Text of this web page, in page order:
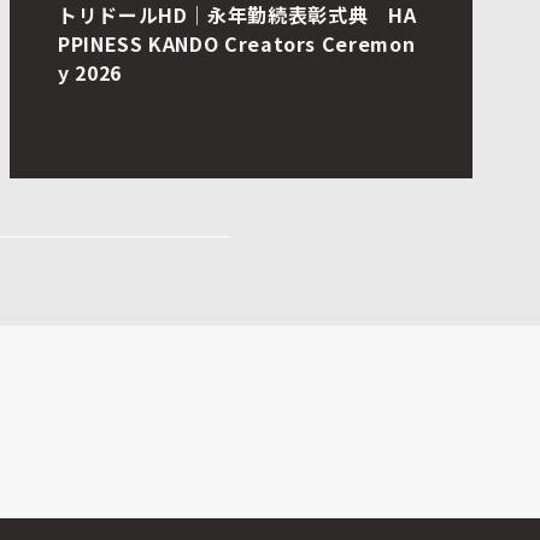
国際モダンホスピタルショウ2026 FUJI
TSUブース